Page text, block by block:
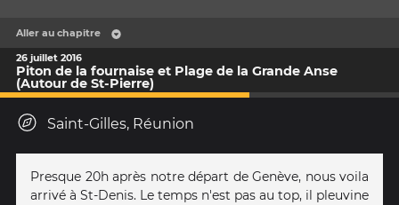
Aller au chapitre
26 juillet 2016
Piton de la fournaise et Plage de la Grande Anse
(Autour de St-Pierre)
Saint-Gilles, Réunion
Presque 20h après notre départ de Genève, nous voila
arrivé à St-Denis. Le temps n'est pas au top, il pleuvine